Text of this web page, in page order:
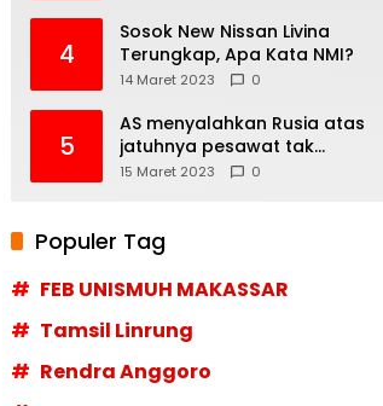
4
Sosok New Nissan Livina
Terungkap, Apa Kata NMI?
14 Maret 2023 0
5
AS menyalahkan Rusia atas
jatuhnya pesawat tak
berawak di Laut Hitam,
15 Maret 2023 0
Populer Tag
FEB UNISMUH MAKASSAR
Tamsil Linrung
Rendra Anggoro